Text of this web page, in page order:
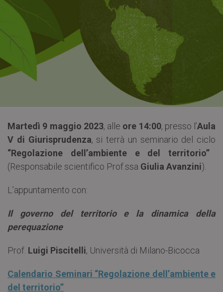
Martedì 9 maggio 2023, alle ore 14:00, presso l’Aula
V di Giurisprudenza, si terrà un seminario del ciclo
“Regolazione dell’ambiente e del territorio”
(Responsabile scientifico Prof.ssa Giulia Avanzini).
L’appuntamento con:
Il governo del territorio e la dinamica della
perequazione
Prof. Luigi Piscitelli, Università di Milano-Bicocca
Calendario Seminari “Regolazione dell’ambiente e
del territorio”